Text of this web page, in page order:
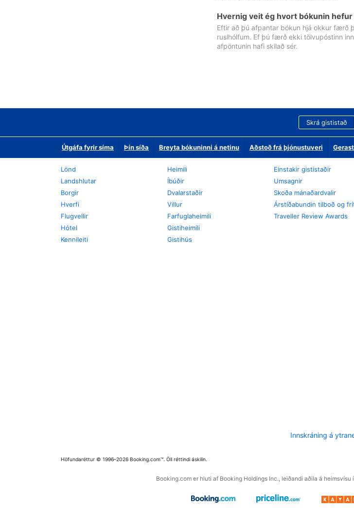
Hvernig veit ég hvort bókunin
Eftir að þú afpantar bókun hjá okkur færð
ruslhólfum. Ef þú færð ekki tölvupóstinn
afpöntunin hafi skilað sér.
Skrá gististað
Útgáfa fyrir síma Þín síða Breyta bókuninni á netinu Aðstoð frá þjónustuveri
Lönd
Landshlutar
Borgir
Hverfi
Flugvellir
Hótel
Kennileiti
Heimili
Íbúðir
Dvalarstaðir
Villur
Farfuglaheimili
Gistiheimili
Gistihús
Einstakir gististaðir
Umsagnir
Skoða mánaðardvalir
Árstíðabundin tilboð og
Traveller Review Awards
Innskráning á
Höfundaréttur © 1996–2026 Booking.com™. Öll réttindi áskilin.
Booking.com er hluti af Booking Holdings Inc., leiðandi aðila á